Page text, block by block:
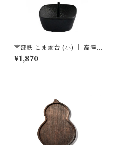
南部鉄 こま燭台 (小) ｜ 高澤
ろうそく店
¥1,870